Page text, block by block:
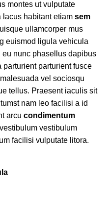
montes ut vulputate
lacus habitant etiam sem
ullamcorper mus
euismod ligula vehicula
nunc phasellus dapibus
parturient fusce
vel sociosqu
tellus. Praesent iaculis sit
nam leo facilisi a id
arcu condimentum
vestibulum
facilisi vulputate litora.